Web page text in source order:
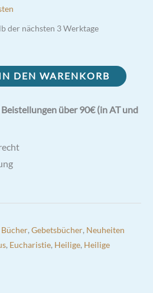
der nächsten 3 Werktage
DEN WARENKORB
über 90€ (in AT und
Bücher, Gebetsbücher, Neuheiten
, Eucharistie, Heilige, Heilige